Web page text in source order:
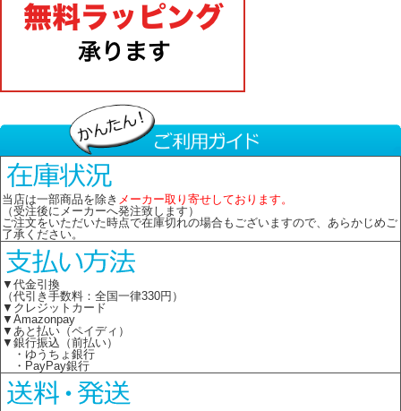
当店は一部商品を除き メーカー取り寄せしております。
（受注後にメーカーへ発注致します）
ご注文をいただいた時点で在庫切れの場合もございますので、あらかじめご
了承ください。
▼代金引換
（代引き手数料：全国一律330円）
▼クレジットカード
▼Amazonpay
▼あと払い（ペイディ）
▼銀行振込（前払い）
・ゆうちょ銀行
・PayPay銀行